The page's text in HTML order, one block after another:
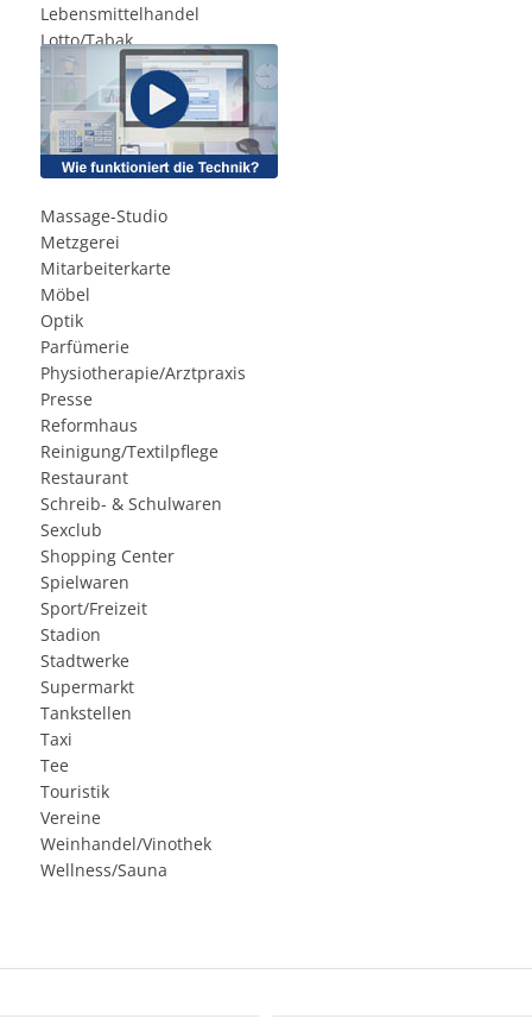
Lebensmittelhandel
Lotto/Tabak
Massage-Studio
Metzgerei
Mitarbeiterkarte
Möbel
Optik
Parfümerie
Physiotherapie/Arztpraxis
Presse
Reformhaus
Reinigung/Textilpflege
Restaurant
Schreib- & Schulwaren
Sexclub
Shopping Center
Spielwaren
Sport/Freizeit
Stadion
Stadtwerke
Supermarkt
Tankstellen
Taxi
Tee
Touristik
Vereine
Weinhandel/Vinothek
Wellness/Sauna